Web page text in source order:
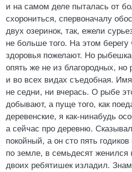
и на самом деле пыталась от
схорониться, спервоначалу
двух озеринок, так, ежели
не больше того. На этом берегу
здоровья пожелают. Но
опять же не из благородных, но
и во всех видах съедобная.
не седни, ни вчерась. О рыбе
добывают, а пуще того, как
деревенские, я как-нинабудь
а сейчас про деревню.
покойный, а он сто пять
по земле, в семьдесят
двоих ребятишек изладил.